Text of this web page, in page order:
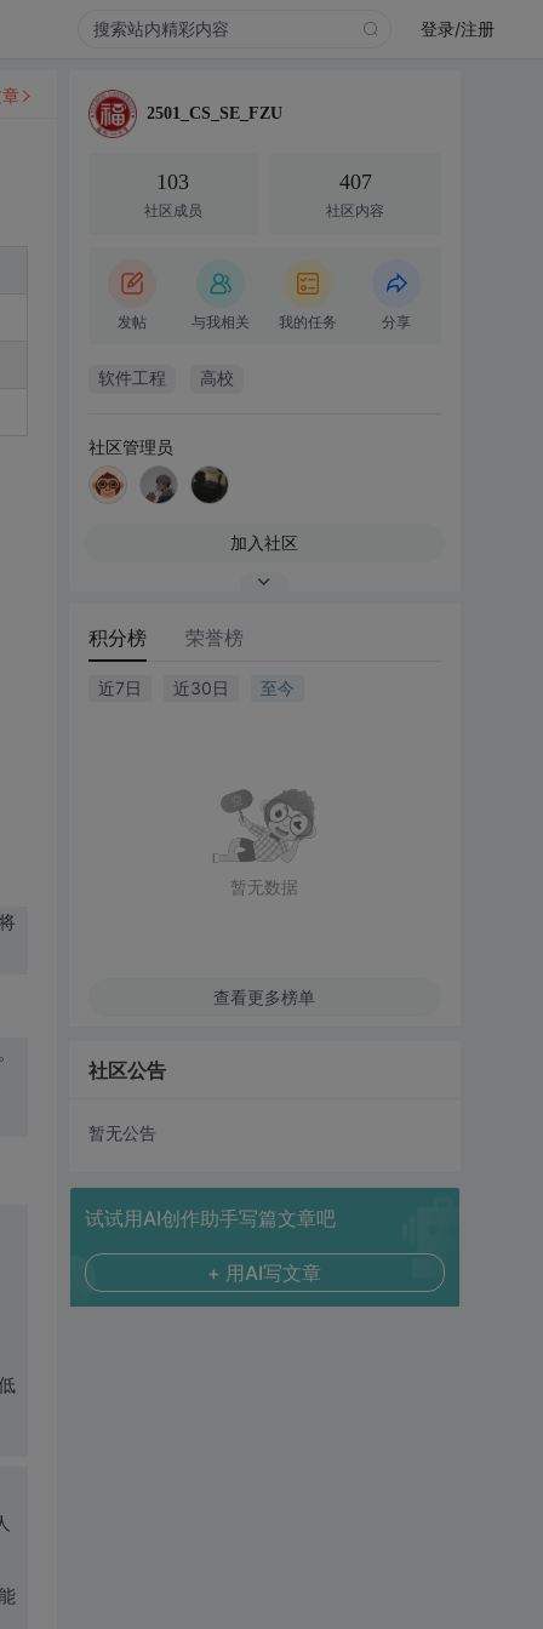
登录/注册
2501_CS_SE_FZU
103
社区成员
407
社区内容
发帖 与我相关 我的任务 分享
软件工程 高校
社区管理员
加入社区
积分榜 荣誉榜
近7日 近30日 至今
暂无数据
查看更多榜单
社区公告
暂无公告
试试用AI创作助手写篇文章吧
+ 用AI写文章